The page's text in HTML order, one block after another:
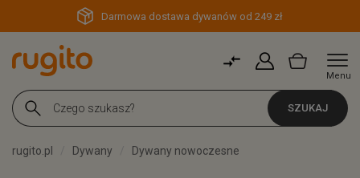
Darmowa dostawa dywanów od 249 zł
Menu
SZUKAJ
rugito.pl Dywany Dywany nowoczesne